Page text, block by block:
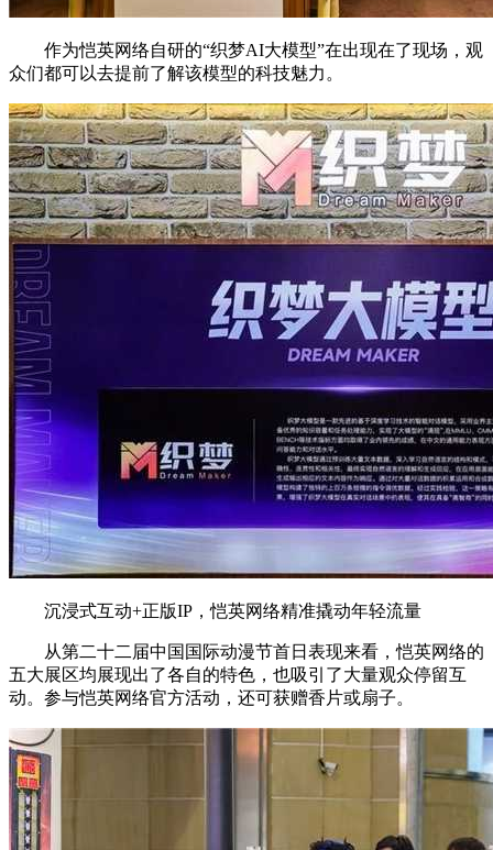
作为恺英网络自研的“织梦AI大模型”在出现在了现场，观
众们都可以去提前了解该模型的科技魅力。
沉浸式互动+正版IP，恺英网络精准撬动年轻流量
从第二十二届中国国际动漫节首日表现来看，恺英网络的
五大展区均展现出了各自的特色，也吸引了大量观众停留互
动。参与恺英网络官方活动，还可获赠香片或扇子。